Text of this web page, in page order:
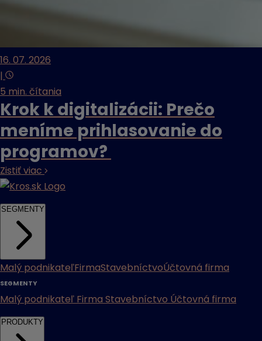
16. 07. 2026
|
5 min. čítania
Krok k digitalizácii: Prečo
meníme prihlasovanie do
programov?
Zistiť viac
SEGMENTY
Malý podnikateľFirmaStavebníctvoÚčtovná firma
SEGMENTY
Malý podnikateľ Firma Stavebníctvo Účtovná firma
PRODUKTY